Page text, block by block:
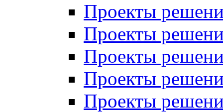
Проекты
Проекты
Проекты
Проекты
Проекты